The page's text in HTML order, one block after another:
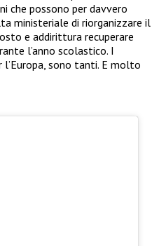
che possono per davvero
ministeriale di riorganizzare il
e addirittura recuperare
l’anno scolastico. I
l’Europa, sono tanti. E molto